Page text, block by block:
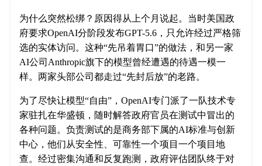
为什么突然松绑？原因得从上个月说起。当时美国政
府要求OpenAI分阶段发布GPT-5.6，只允许经过严格筛
选的实体访问。这种“先吊着胃口”的做法，和另一家
AI公司Anthropic旗下的模型曾经遭遇的待遇一模一
样。两家头部公司都走过“先封后放”的老路。
为了尽快让模型“自由”，OpenAI专门派了一队技术专
家驻扎在华盛顿，随时解答政府官员在测试中冒出的
各种问题。负责测试的是商务部下属的AI标准与创新
中心，他们从安全性、可靠性一个项目一个项目地
查。经过密集沟通和反复跑测，政府评估团队终于对